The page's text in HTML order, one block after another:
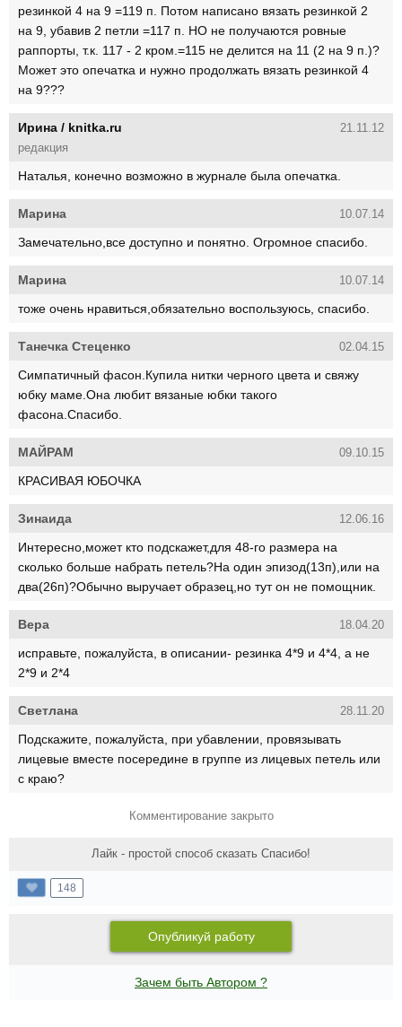
резинкой 4 на 9 =119 п. Потом написано вязать резинкой 2
на 9, убавив 2 петли =117 п. НО не получаются ровные
раппорты, т.к. 117 - 2 кром.=115 не делится на 11 (2 на 9 п.)?
Может это опечатка и нужно продолжать вязать резинкой 4
на 9???
Ирина / knitka.ru
редакция
21.11.12
Наталья, конечно возможно в журнале была опечатка.
Марина 10.07.14
Замечательно,все доступно и понятно. Огромное спасибо.
Марина 10.07.14
тоже очень нравиться,обязательно воспользуюсь, спасибо.
Танечка Стеценко 02.04.15
Симпатичный фасон.Купила нитки черного цвета и свяжу
юбку маме.Она любит вязаные юбки такого
фасона.Спасибо.
МАЙРАМ 09.10.15
КРАСИВАЯ ЮБОЧКА
Зинаида 12.06.16
Интересно,может кто подскажет,для 48-го размера на
сколько больше набрать петель?На один эпизод(13п),или на
два(26п)?Обычно выручает образец,но тут он не помощник.
Вера 18.04.20
исправьте, пожалуйста, в описании- резинка 4*9 и 4*4, а не
2*9 и 2*4
Светлана 28.11.20
Подскажите, пожалуйста, при убавлении, провязывать
лицевые вместе посередине в группе из лицевых петель или
с краю?
Комментирование закрыто
Лайк - простой способ сказать Спасибо!
148
Опубликуй работу
Зачем быть Автором ?